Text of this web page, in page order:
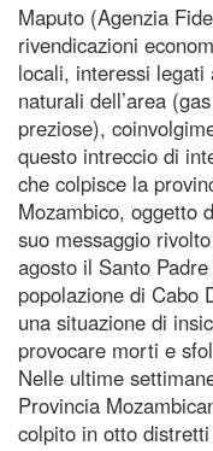
Maputo (Agenzia
rivendicazioni
locali, interessi
naturali dell’area
preziose),
questo intreccio di
che colpisce la
Mozambico, oggetto
suo messaggio
agosto il Santo
popolazione di Cabo
una situazione di
provocare morti e
Nelle ultime
Provincia
colpito in otto